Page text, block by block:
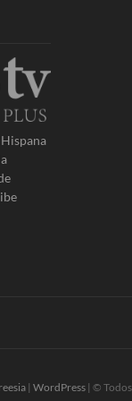
| WordPress | ©